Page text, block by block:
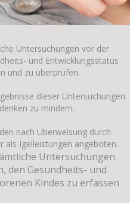
Untersuchungen vor der
und Entwicklungsstatus
und zu überprüfen.
dieser Untersuchungen
zu mindern.
nach Überweisung durch
als Igelleistungen angeboten.
Untersuchungen
den Gesundheits- und
Kindes zu erfassen